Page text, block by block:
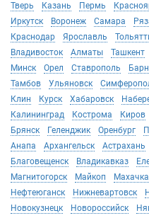
Тверь
Казань Пермь
Иркутск
Воронеж Самара
Краснодар
Ярославль
Владивосток
Алматы Ташкент
Минск
Орел Ставрополь
Тамбов
Ульяновск
Клин
Курск Хабаровск
Калининград
Кострома Киров
Брянск
Геленджик Оренбург
Анапа
Архангельск Астрахань
Благовещенск
Владикавказ
Магнитогорск
Майкоп
Нефтеюганск
Нижневартовск
Новокузнецк
Новороссийск